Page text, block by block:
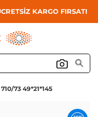
KARGO FIRSATI
73 49*21*145